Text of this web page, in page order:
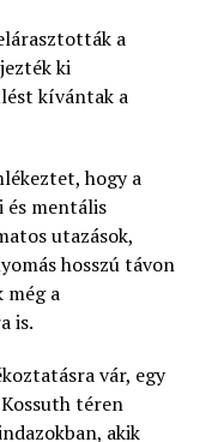
a
ki
kívántak a
hogy a
mentális
utazások,
hosszú távon
a
is.
vár, egy
téren
akik